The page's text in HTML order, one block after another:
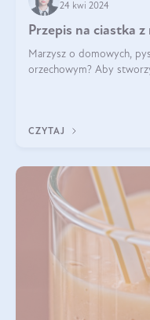
24 kwi 2024
Przepis na ciastka
Marzysz o domowych,
orzechowym? Aby
CZYTAJ